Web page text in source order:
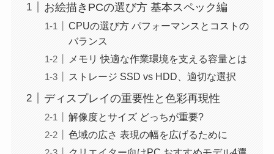
お絵描きPCの選び方 基本スペック編
CPUの選び方 パフォーマンスとコストの
バランス
メモリ 快適な作業環境を支える容量とは
ストレージ SSD vs HDD、適切な選択
ディスプレイの重要性と色彩再現性
解像度とサイズ どっちが重要?
色域の広さ 表現の幅を広げるために